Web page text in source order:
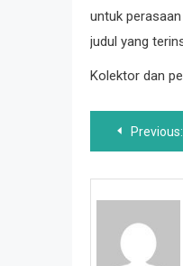
untuk
judul yang
Kolektor dan
PostPrevious: